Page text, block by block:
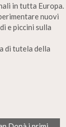
in tutta Europa.
nuovi
e piccini sulla
di tutela della